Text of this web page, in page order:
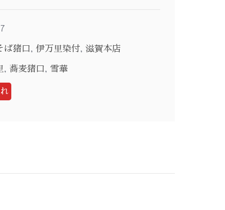
ば猪口, 伊万里染付, 滋賀本店
, 蕎麦猪口, 雪華